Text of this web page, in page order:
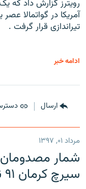
رویترز گزارش داد
آمریکا در گواتمالا
تیراندازی قرار گرفت .
ادامه خبر
ارسال
مرداد ۰۱, ۱۳۹۷
شمار مصدومان
سیرچ کرمان ۹۱ نفر اعلام شد